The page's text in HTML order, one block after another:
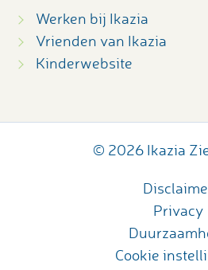
Werken bij Ikazia
Vrienden van Ikazia
Kinderwebsite
© 2026 Ikazia
Privacy
Cookie